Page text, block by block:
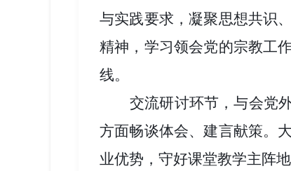
与实践要求，凝聚思想共识
精神，学习领会党的宗教工
线。
交流研讨环节，与会党
方面畅谈体会、建言献策。
业优势，守好课堂教学主阵